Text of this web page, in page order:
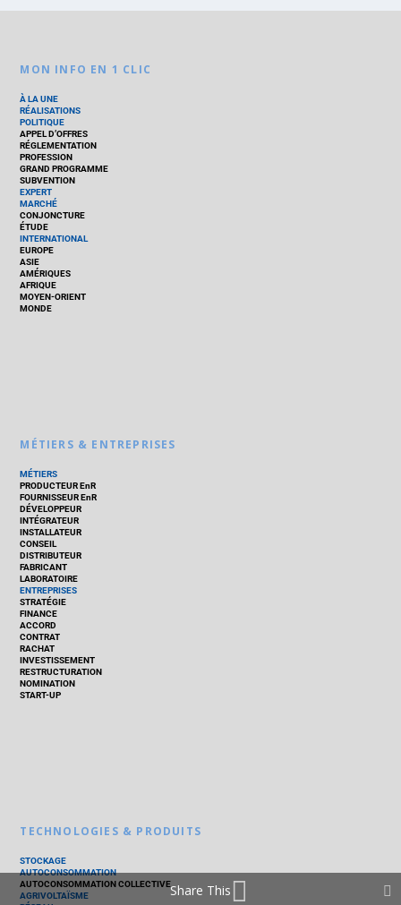
MON INFO EN 1 CLIC
À LA UNE
RÉALISATIONS
POLITIQUE
APPEL D’OFFRES
RÉGLEMENTATION
PROFESSION
GRAND PROGRAMME
SUBVENTION
EXPERT
MARCHÉ
CONJONCTURE
ÉTUDE
INTERNATIONAL
EUROPE
ASIE
AMÉRIQUES
AFRIQUE
MOYEN-ORIENT
MONDE
MÉTIERS & ENTREPRISES
MÉTIERS
PRODUCTEUR EnR
FOURNISSEUR EnR
DÉVELOPPEUR
INTÉGRATEUR
INSTALLATEUR
CONSEIL
DISTRIBUTEUR
FABRICANT
LABORATOIRE
ENTREPRISES
STRATÉGIE
FINANCE
ACCORD
CONTRAT
RACHAT
INVESTISSEMENT
RESTRUCTURATION
NOMINATION
START-UP
TECHNOLOGIES & PRODUITS
STOCKAGE
AUTOCONSOMMATION
AUTOCONSOMMATION COLLECTIVE
AGRIVOLTAÏSME
Share This